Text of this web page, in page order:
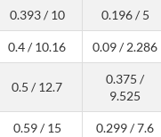
0.393 / 10 0.196 / 5
0.4 / 10.16 0.09 / 2.286
0.5 / 12.7
0.375 /
9.525
0.59 / 15 0.299 / 7.6